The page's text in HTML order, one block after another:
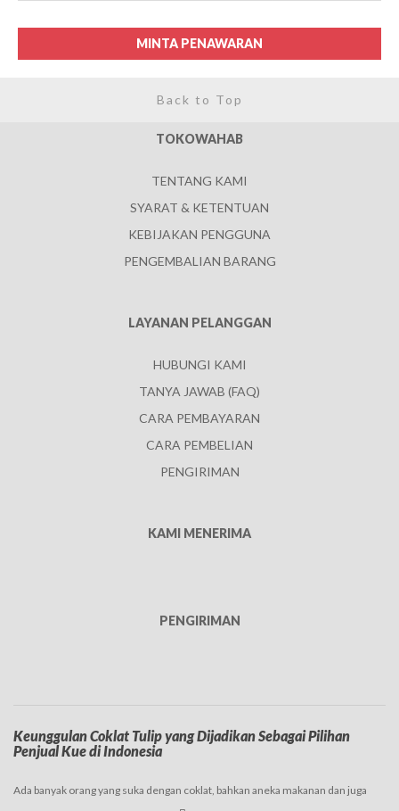
MINTA PENAWARAN
Back to Top
TOKOWAHAB
TENTANG KAMI
SYARAT & KETENTUAN
KEBIJAKAN PENGGUNA
PENGEMBALIAN BARANG
LAYANAN PELANGGAN
HUBUNGI KAMI
TANYA JAWAB (FAQ)
CARA PEMBAYARAN
CARA PEMBELIAN
PENGIRIMAN
KAMI MENERIMA
PENGIRIMAN
Keunggulan Coklat Tulip yang Dijadikan Sebagai Pilihan
Penjual Kue di Indonesia
Ada banyak orang yang suka dengan coklat, bahkan aneka makanan dan juga